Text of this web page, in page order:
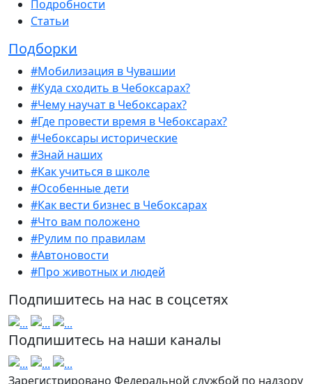
Подробности
Статьи
Подборки
#Мобилизация в Чувашии
#Куда сходить в Чебоксарах?
#Чему научат в Чебоксарах?
#Где провести время в Чебоксарах?
#Чебоксары исторические
#Знай наших
#Как учиться в школе
#Особенные дети
#Как вести бизнес в Чебоксарах
#Что вам положено
#Рулим по правилам
#Автоновости
#Про животных и людей
Подпишитесь на нас в соцсетях
Подпишитесь на наши каналы
Зарегистрировано Федеральной службой по надзору